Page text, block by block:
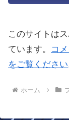
このサイトは
ています。
コ
をご覧ください
ホーム